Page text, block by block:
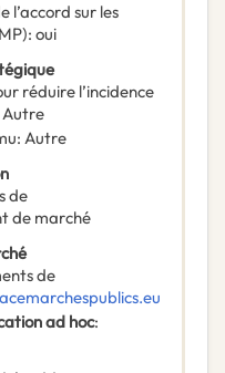
l’accord sur les
: oui
réduire l’incidence
Autre
: Autre
de
de marché
de
ad hoc: